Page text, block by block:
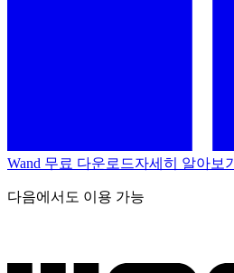
Wand 무료 다운로드자세히 알아보기
다음에서도 이용 가능